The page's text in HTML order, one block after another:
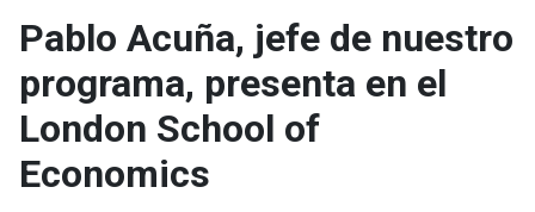
Pablo Acuña, jefe de nuestro
programa, presenta en el
London School of
Economics